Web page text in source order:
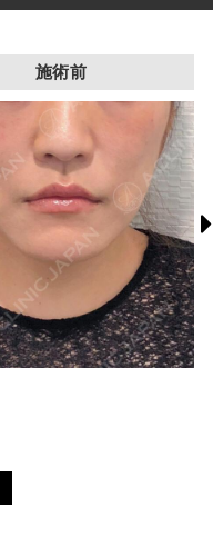
施術前